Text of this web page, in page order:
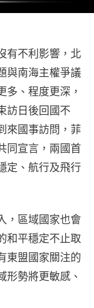
有不利影響，北
與南海主權爭議
多、程度更深，
訪日後回國不
來國事訪問，菲
同宣言，兩國首
定、航行及飛行
，區域國家也會
和平穩定不止取
東盟國家關注的
形勢將更敏感、